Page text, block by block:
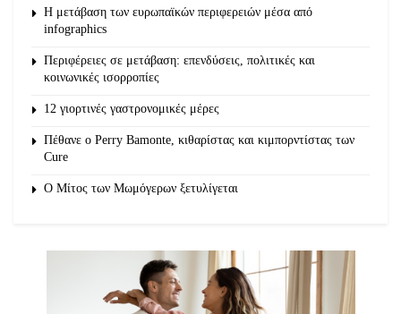
Η μετάβαση των ευρωπαϊκών περιφερειών μέσα από
infographics
Περιφέρειες σε μετάβαση: επενδύσεις, πολιτικές και
κοινωνικές ισορροπίες
12 γιορτινές γαστρονομικές μέρες
Πέθανε ο Perry Bamonte, κιθαρίστας και κιμπορντίστας των
Cure
O Μίτος των Μωμόγερων ξετυλίγεται